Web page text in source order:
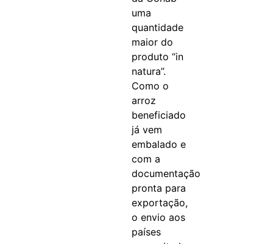
uma
quantidade
maior do
produto “in
natura”.
Como o
arroz
beneficiado
já vem
embalado e
com a
documentação
pronta para
exportação,
o envio aos
países